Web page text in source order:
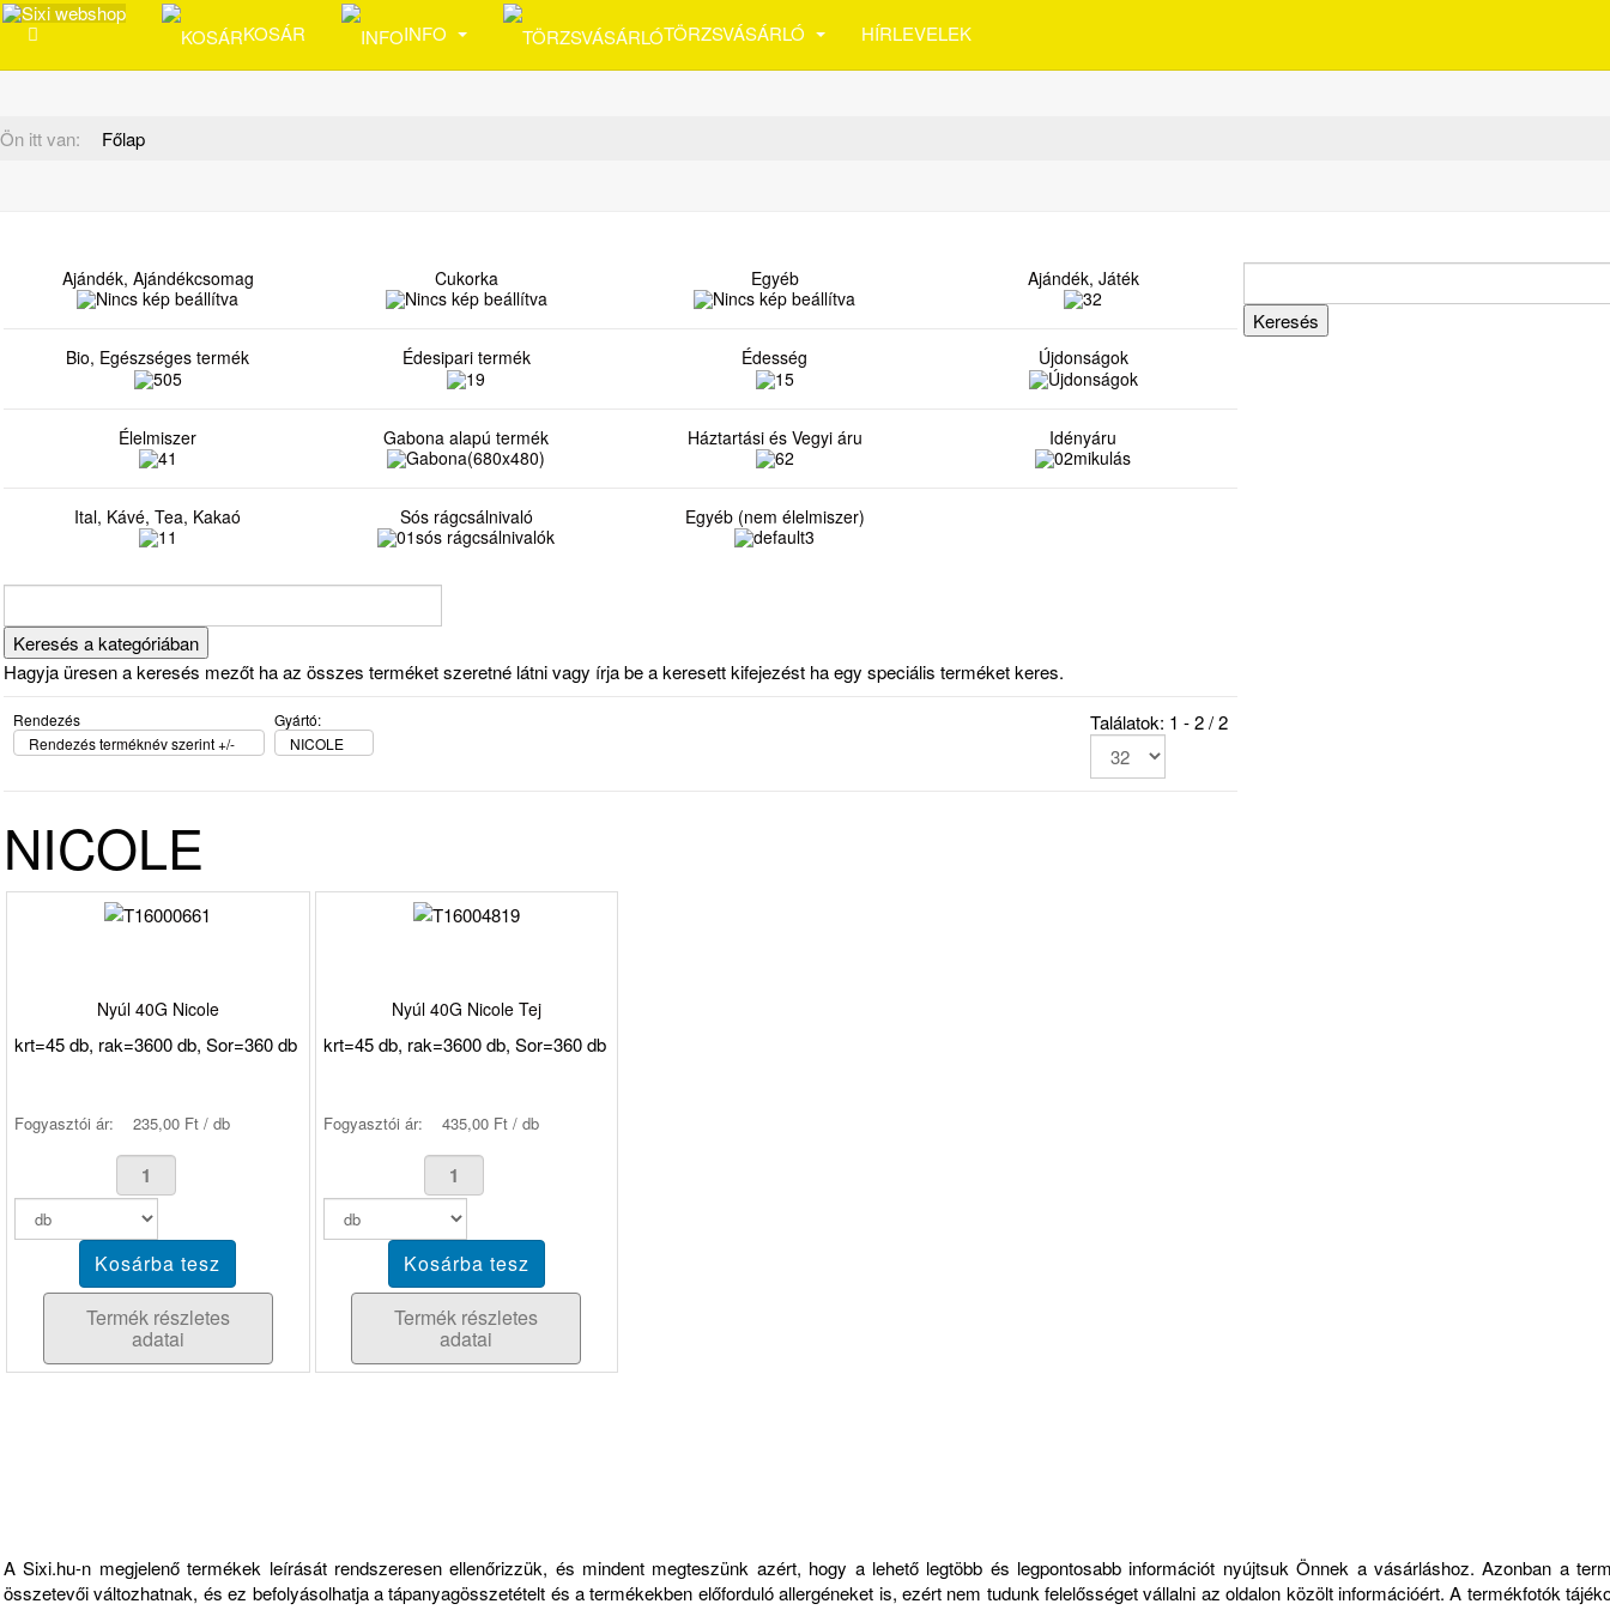
KOSÁR INFO TÖRZSVÁSÁRLÓ HÍRLEVELEK
Ön itt van: Főlap
Ajándék, Ajándékcsomag Cukorka Egyéb Ajándék, Játék
Bio, Egészséges termék Édesipari termék Édesség Újdonságok
Élelmiszer Gabona alapú termék Háztartási és Vegyi áru Idényáru
Ital, Kávé, Tea, Kakaó Sós rágcsálnivaló Egyéb (nem élelmiszer)
Hagyja üresen a keresés mezőt ha az összes terméket szeretné látni vagy írja be a keresett kifejezést ha egy speciális terméket keres.
Rendezés
Rendezés terméknév szerint +/-
Gyártó:
NICOLE
Találatok: 1 - 2 / 2
NICOLE
Nyúl 40G Nicole
krt=45 db, rak=3600 db, Sor=360 db
Fogyasztói ár: 235,00 Ft / db
Termék részletes
adatai
Nyúl 40G Nicole Tej
krt=45 db, rak=3600 db, Sor=360 db
Fogyasztói ár: 435,00 Ft / db
Termék részletes
adatai
A Sixi.hu-n megjelenő termékek leírását rendszeresen ellenőrizzük, és mindent megteszünk azért, hogy a lehető legtöbb és legpontosabb információt nyújtsuk Önnek a vásárláshoz. Azonban a
összetevői változhatnak, és ez befolyásolhatja a tápanyagösszetételt és a termékekben előforduló allergéneket is, ezért nem tudunk felelősséget vállalni az oldalon közölt információért. A termékfotók